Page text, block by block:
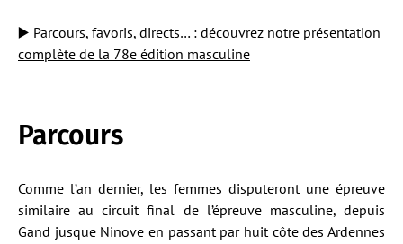
▶️ Parcours, favoris, directs… : découvrez notre présentation
complète de la 78e édition masculine
Parcours
Comme l’an dernier, les femmes disputeront une épreuve
similaire au circuit final de l’épreuve masculine, depuis
Gand jusque Ninove en passant par huit côte des Ardennes